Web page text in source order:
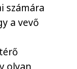
számára
a vevő
olyan